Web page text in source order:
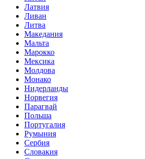
Латвия
Ливан
Литва
Македания
Мальта
Марокко
Мексика
Молдова
Монако
Нидерланды
Норвегия
Парагвай
Польша
Португалия
Румыния
Сербия
Словакия